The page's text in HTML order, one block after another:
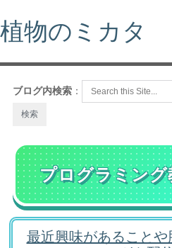
植物のミカタ
ブログ内検索 ：
プログラミング
最近興味があること